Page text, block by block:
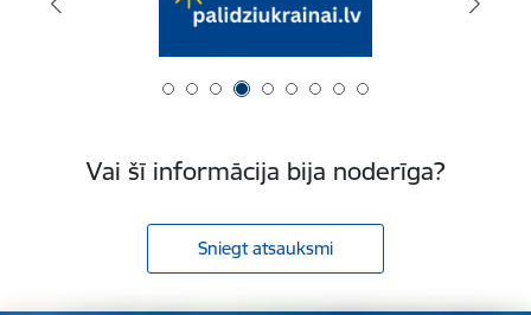
Vai šī informācija bija noderīga?
Sniegt atsauksmi